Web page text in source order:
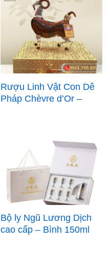
Rượu Linh Vật Con Dê
Pháp Chèvre d’Or –
Bộ ly Ngũ Lương Dịch
cao cấp – Bình 150ml